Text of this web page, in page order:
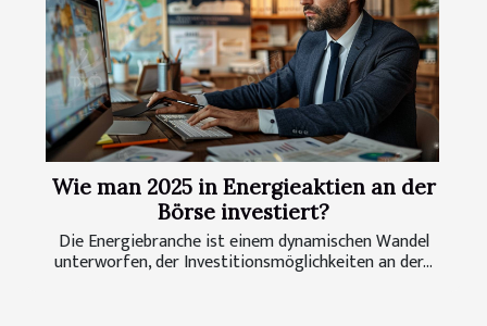
Wie man 2025 in Energieaktien an der
Börse investiert?
Die Energiebranche ist einem dynamischen Wandel
unterworfen, der Investitionsmöglichkeiten an der...